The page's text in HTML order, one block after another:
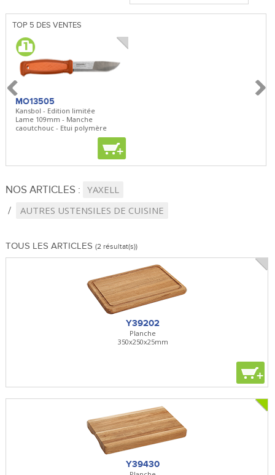
TOP 5 DES VENTES
MO13505
Kansbol - Edition limitée
Lame 109mm - Manche
caoutchouc - Etui polymère
+
NOS ARTICLES : YAXELL
AUTRES USTENSILES DE CUISINE
TOUS LES ARTICLES (2 résultat(s))
Y39202
Planche
350x250x25mm
+
Y39430